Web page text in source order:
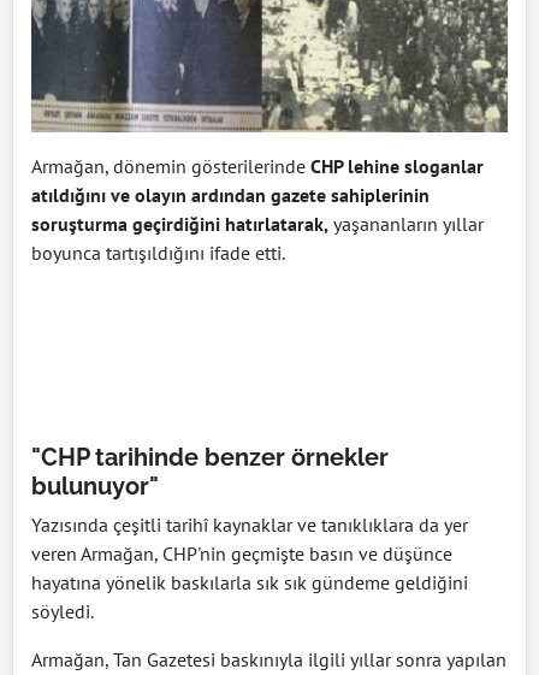
Armağan, dönemin gösterilerinde CHP lehine sloganlar
atıldığını ve olayın ardından gazete sahiplerinin
soruşturma geçirdiğini hatırlatarak, yaşananların yıllar
boyunca tartışıldığını ifade etti.
"CHP tarihinde benzer örnekler
bulunuyor"
Yazısında çeşitli tarihî kaynaklar ve tanıklıklara da yer
veren Armağan, CHP'nin geçmişte basın ve düşünce
hayatına yönelik baskılarla sık sık gündeme geldiğini
söyledi.
Armağan, Tan Gazetesi baskınıyla ilgili yıllar sonra yapılan